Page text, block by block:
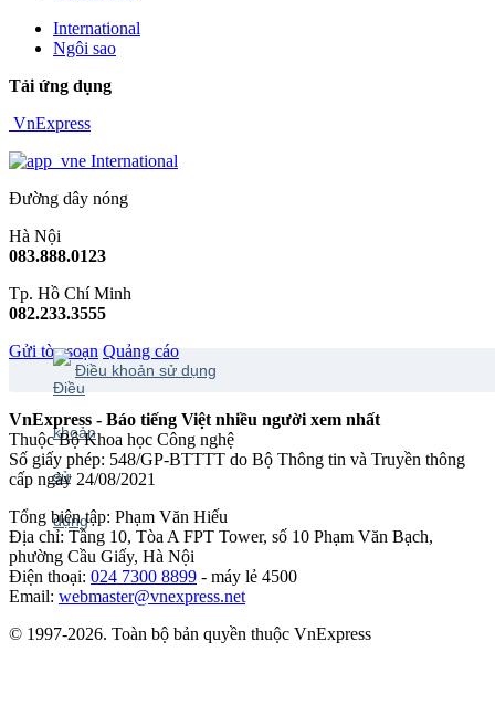
International
Ngôi sao
Tải ứng dụng
VnExpress
International
Đường dây nóng
Hà Nội
083.888.0123
Tp. Hồ Chí Minh
082.233.3555
Gửi tòa soạn Quảng cáo
Điều khoản sử dụng
VnExpress - Báo tiếng Việt nhiều người xem nhất
Thuộc Bộ Khoa học Công nghệ
Số giấy phép: 548/GP-BTTTT do Bộ Thông tin và Truyền thông
cấp ngày 24/08/2021
Tổng biên tập: Phạm Văn Hiếu
Địa chỉ: Tầng 10, Tòa A FPT Tower, số 10 Phạm Văn Bạch,
phường Cầu Giấy, Hà Nội
Điện thoại: 024 7300 8899 - máy lẻ 4500
Email: webmaster@vnexpress.net
© 1997-2026. Toàn bộ bản quyền thuộc VnExpress